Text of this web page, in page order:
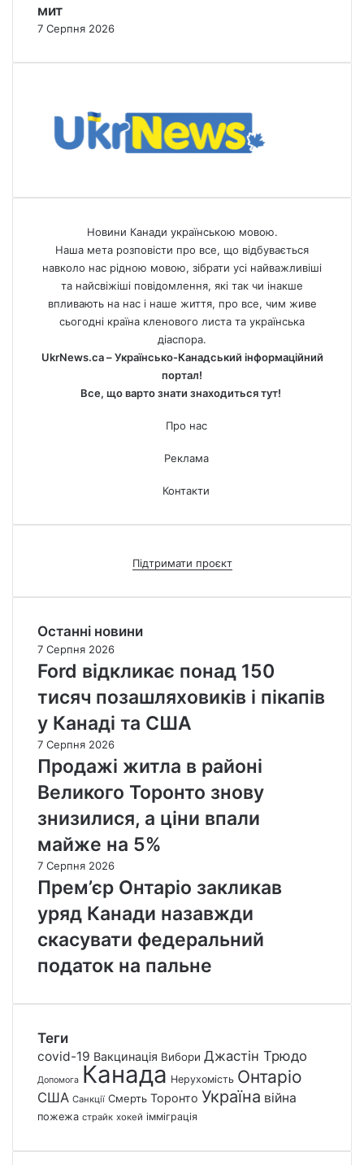
мит
7 Серпня 2026
Новини Канади українською мовою.
Наша мета розповісти про все, що відбувається
навколо нас рідною мовою, зібрати усі найважливіші
та найсвіжіші повідомлення, які так чи інакше
впливають на нас і наше життя, про все, чим живе
сьогодні країна кленового листа та українська
діаспора.
UkrNews.ca – Українсько-Канадський інформаційний
портал!
Все, що варто знати знаходиться тут!
Про нас
Реклама
Контакти
Підтримати проєкт
Останні новини
7 Серпня 2026
Ford відкликає понад 150
тисяч позашляховиків і пікапів
у Канаді та США
7 Серпня 2026
Продажі житла в районі
Великого Торонто знову
знизилися, а ціни впали
майже на 5%
7 Серпня 2026
Прем’єр Онтаріо закликав
уряд Канади назавжди
скасувати федеральний
податок на пальне
Теги
covid-19 Вакцинація Вибори Джастін Трюдо
Допомога Канада Нерухомість Онтаріо
США Санкції Смерть Торонто Україна війна
пожежа страйк хокей імміграція